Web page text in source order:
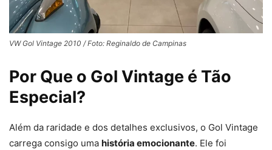
VW Gol Vintage 2010 / Foto: Reginaldo de Campinas
Por Que o Gol Vintage é Tão
Especial?
Além da raridade e dos detalhes exclusivos, o Gol Vintage
carrega consigo uma história emocionante. Ele foi